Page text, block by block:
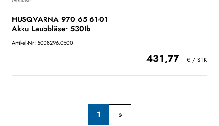
HUSQVARNA 970 65 61-01
Akku Laubbläser 530Ib
Artikel-Nr: 5008296.0500
431,77
1